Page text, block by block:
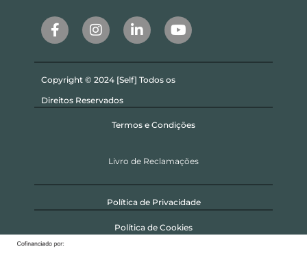
Copyright © 2024 [Self] Todos os
Direitos Reservados
Termos e Condições
Livro de Reclamações
Política de Privacidade
Política de Cookies